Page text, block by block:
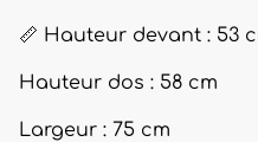
📏 Hauteur devant : 53
Hauteur dos : 58 cm
Largeur : 75 cm